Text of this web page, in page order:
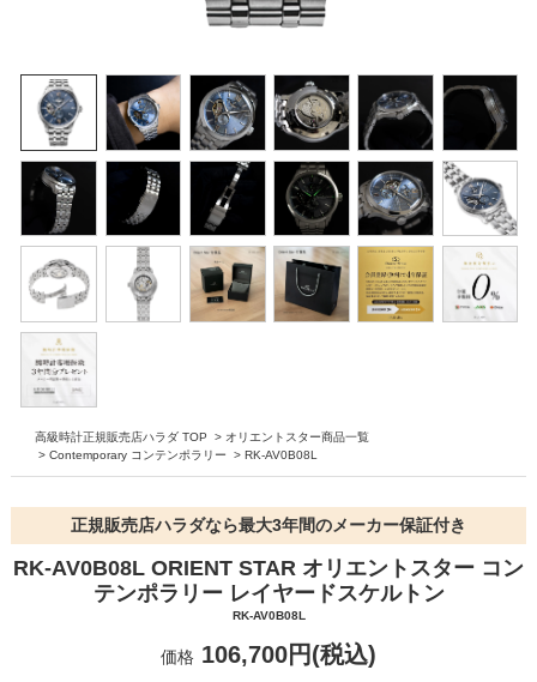
高級時計正規販売店ハラダ TOP > オリエントスター商品一覧
> Contemporary コンテンポラリー > RK-AV0B08L
正規販売店ハラダなら最大3年間のメーカー保証付き
RK-AV0B08L ORIENT STAR オリエントスター コン
テンポラリー レイヤードスケルトン
RK-AV0B08L
価格 106,700円(税込)